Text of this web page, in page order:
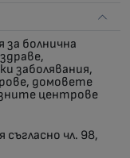
за болнична
заболявания,
домовете
центрове
съгласно чл. 98,